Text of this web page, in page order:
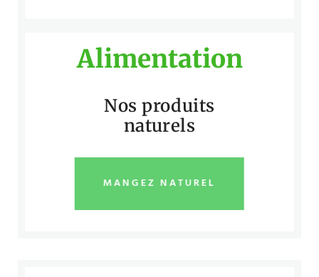
Alimentation
Nos produits
naturels
MANGEZ NATUREL